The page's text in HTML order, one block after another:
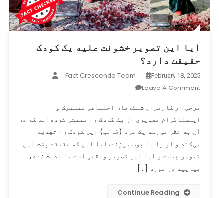
آیا این تصویر خشونت علیه یک کودک
حقیقت دارد؟
February 18, 2025
Fact Crescendo Team
Leave A Comment
این
تصویر
خشونت
علیه
یک
دارد؟
برخی از کاربران شبکه‌های اجتماعی فیسبوک و
اینستاگرام تصویری از یک کودک را منتشر کرده‌اند که در
آن به نظر می‌رسد یک مرد (طالب) این کودک را تهدید
می‌کند و او را با چوب می‌زند. اما این که حقیقت پشت این
تصویر چیست و آیا این تصویر واقعی است یا ادیت شده،
بیایید در مورد […]
Continue Reading